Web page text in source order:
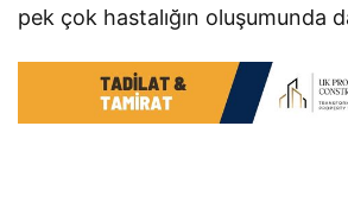
pek çok hastalığın oluşumunda